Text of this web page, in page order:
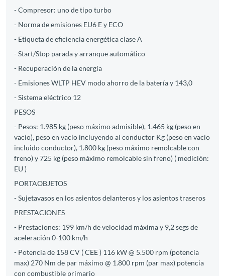
- Compresor: uno de tipo turbo
- Norma de emisiones EU6 E y ECO
- Etiqueta de eficiencia energética clase A
- Start/Stop parada y arranque automático
- Recuperación de la energía
- Emisiones WLTP HEV modo ahorro de la batería y 143,0
- Sistema eléctrico 12
PESOS
- Pesos: 1.985 kg (peso máximo admisible), 1.465 kg (peso en
vacío), peso en vacío incluyendo al conductor Kg (peso en vacio
incluido conductor), 1.800 kg (peso máximo remolcable con
freno) y 725 kg (peso máximo remolcable sin freno) ( medición:
EU )
PORTAOBJETOS
- Sujetavasos en los asientos delanteros y los asientos traseros
PRESTACIONES
- Prestaciones: 199 km/h de velocidad máxima y 9,2 segs de
aceleración 0-100 km/h
- Potencia de 158 CV ( CEE ) 116 kW @ 5.500 rpm (potencia
max) 270 Nm de par máximo @ 1.800 rpm (par max) potencia
con combustible primario